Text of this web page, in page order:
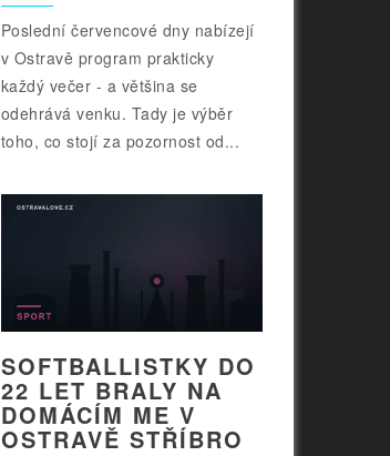
Poslední červencové dny nabízejí
v Ostravě program prakticky
každý večer - a většina se
odehrává venku. Tady je výběr
toho, co stojí za pozornost od...
SOFTBALLISTKY DO
22 LET BRALY NA
DOMÁCÍM ME V
OSTRAVĚ STŘÍBRO